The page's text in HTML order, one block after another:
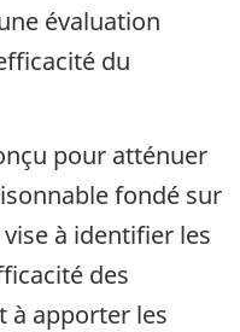
évaluation
du
pour atténuer
fondé sur
à identifier les
des
à apporter les